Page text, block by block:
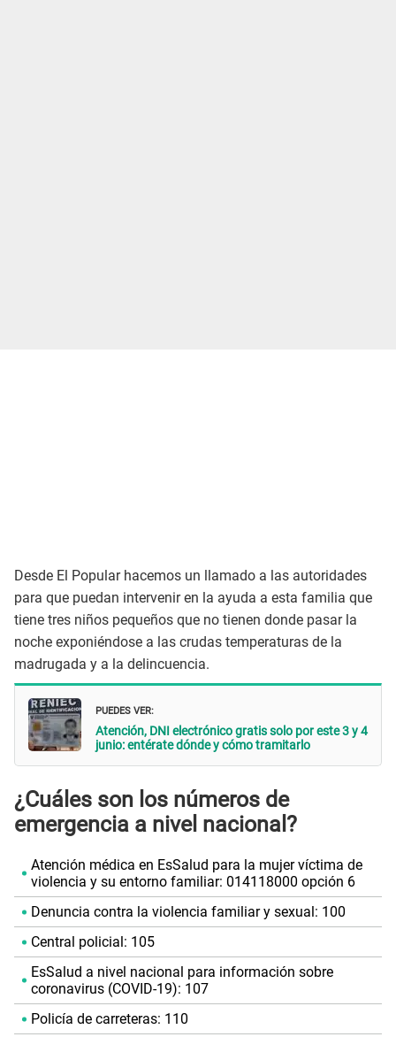
Desde El Popular hacemos un llamado a las autoridades
para que puedan intervenir en la ayuda a esta familia que
tiene tres niños pequeños que no tienen donde pasar la
noche exponiéndose a las crudas temperaturas de la
madrugada y a la delincuencia.
PUEDES VER:
Atención, DNI electrónico gratis solo por este 3 y 4
junio: entérate dónde y cómo tramitarlo
¿Cuáles son los números de
emergencia a nivel nacional?
Atención médica en EsSalud para la mujer víctima de
violencia y su entorno familiar: 014118000 opción 6
Denuncia contra la violencia familiar y sexual: 100
Central policial: 105
EsSalud a nivel nacional para información sobre
coronavirus (COVID-19): 107
Policía de carreteras: 110